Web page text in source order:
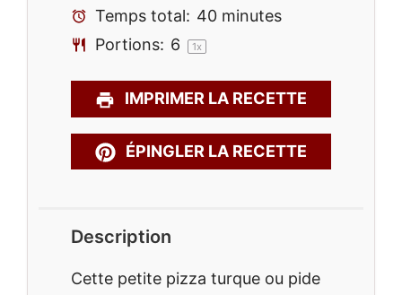
Temps total: 40 minutes
Portions: 6 1x
IMPRIMER LA RECETTE
ÉPINGLER LA RECETTE
Description
Cette petite pizza turque ou pide